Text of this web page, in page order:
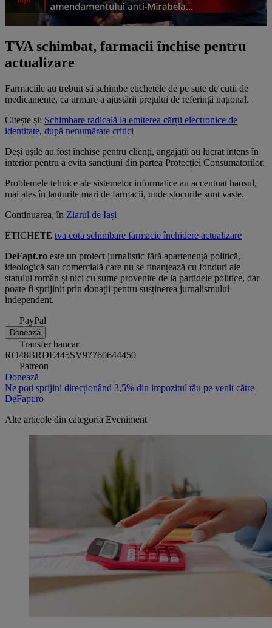
TVA schimbat, farmacii închise pentru
actualizare
Farmaciile au trebuit să schimbe etichetele de pe sute de cutii de
medicamente, ca urmare a ajustării prețului de referință național.
Citește și: Schimbare radicală la emiterea cărții electronice de
identitate, după nenumărate critici
Deși ușile au fost închise pentru clienți, angajații au lucrat intens în
interior pentru a evita sancțiuni din partea Protecției Consumatorilor.
Problemele tehnice ale sistemelor informatice au accentuat haosul,
mai ales în lanțurile mari de farmacii, unde stocurile sunt vaste.
Continuarea, în Ziarul de Iași
ETICHETE tva cota schimbare farmacie închidere actualizare
DeFapt.ro este un proiect jurnalistic fără apartenență politică,
ideologică sau comercială care nu se finanțează cu fonduri ale
statului român și nici cu sume provenite de la partidele politice, dar
poate fi sprijinit prin donații pentru susținerea jurnalismului
independent.
PayPal
Donează
Transfer bancar
RO48BRDE445SV97760644450
Patreon
Donează
Ne poți sprijini direcționând 3,5% din impozitul tău pe venit către
DeFapt.ro
Alte articole din categoria Eveniment